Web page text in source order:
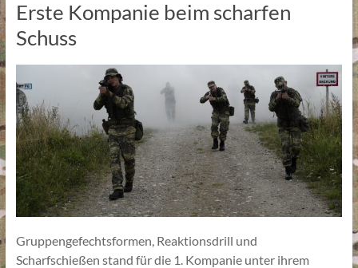
Erste Kompanie beim scharfen
Schuss
Gruppengefechtsformen, Reaktionsdrill und
Scharfschießen stand für die 1. Kompanie unter ihrem